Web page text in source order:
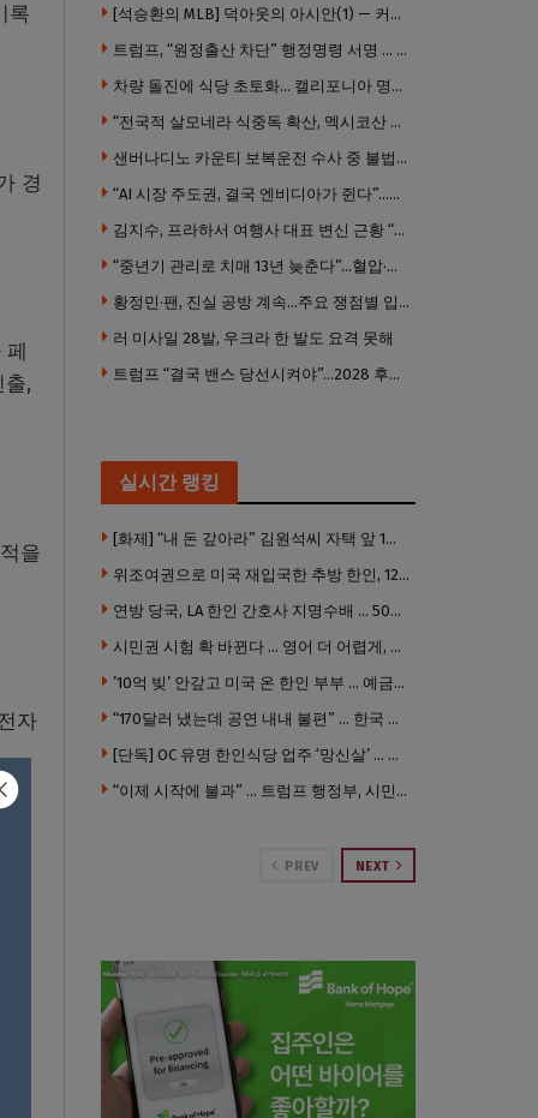
록
경
,
을
자
[석승환의 MLB] 덕아웃의 아시안(1) — 커트 스즈키가 우리에게 묻는 것
트럼프, “원정출산 차단” 행정명령 서명 … 외국 공무원 자녀도 시민권 안준다
차량 돌진에 식당 초토화… 캘리포니아 명물 버거집 “다시 일어설 수 있도록 도와주세요”
“전국적 살모네라 식중독 확산, 멕시코산 할라피뇨”– CDC
샌버나디노 카운티 보복운전 수사 중 불법 총기 20정·탄약 2만 발 압수
“AI 시장 주도권, 결국 엔비디아가 쥔다”…모건스탠리 장담
김지수, 프라하서 여행사 대표 변신 근황 “가볼 만하니…”
“중년기 관리로 치매 13년 늦춘다”…혈압·당뇨·금연 시기가 골든타임
황정민·팬, 진실 공방 계속…주요 쟁점별 입장 정리
러 미사일 28발, 우크라 한 발도 요격 못해
트럼프 “결국 밴스 당선시켜야”…2028 후계 구도 힘 싣나
실시간 랭킹
[화제] “내 돈 갚아라” 김원석씨 자택 앞 1인 광대 시위 … 한인 투자사, “108만 달러 못받아”
위조여권으로 미국 재입국한 추방 한인, 120만 달러 은행 사기 행각
연방 당국, LA 한인 간호사 지명수배 … 500만 달러 메디캐어 사기, 선고 직전 한국 도주
시민권 시험 확 바뀐다 … 영어 더 어렵게, 민간시험 도입 추진
’10억 빚’ 안갚고 미국 온 한인 부부 … 예금보험공사, 미국서 소송
“170달러 냈는데 공연 내내 불편” … 한국 코미디언 LA공연, 음향 불량에 외모 비하 개그 논란
[단독] OC 유명 한인식당 업주 ‘망신살’ … 육류대금 안 갚자 식당서 공개추심
“이제 시작에 불과” … 트럼프 행정부, 시민권 박탈 본격화
PREV NEXT